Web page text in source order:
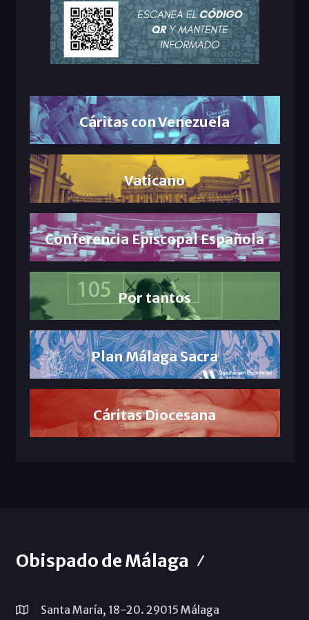
Cáritas con Venezuela
Vaticano
Conferencia Episcopal Española
Por tantos
Plan Málaga Sacra
Cáritas Diocesana
Obispado de Málaga
Santa María, 18-20. 29015 Málaga